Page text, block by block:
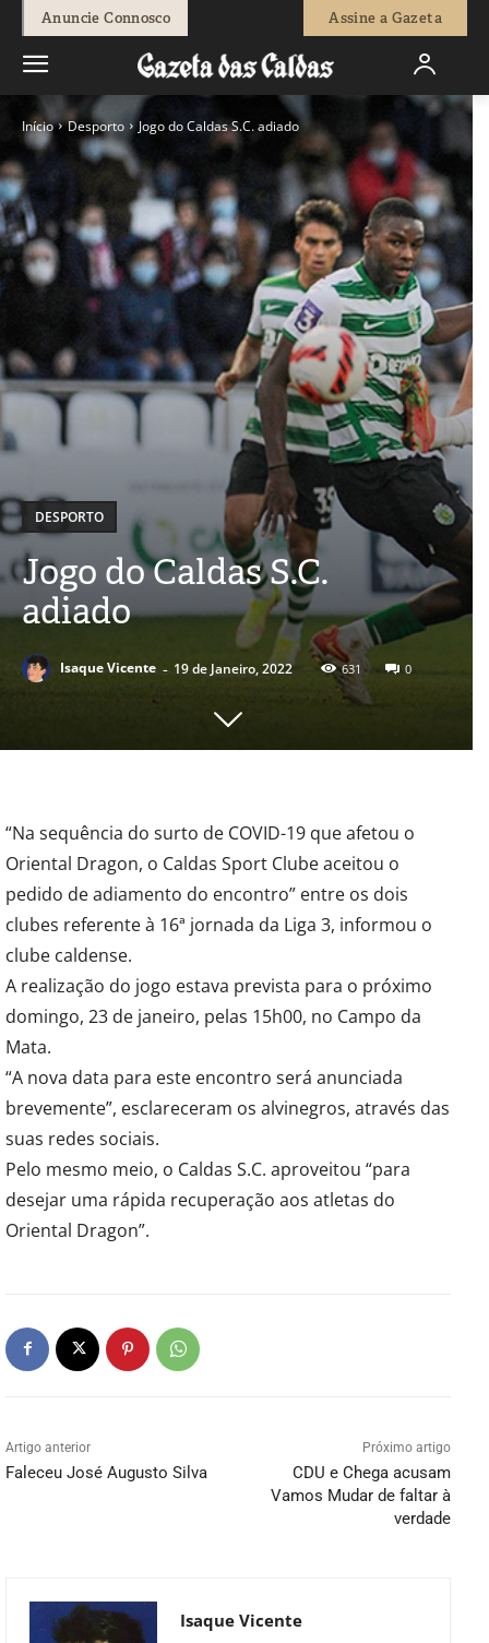
Anuncie Connosco Assine a Gazeta
Início Desporto Jogo do Caldas S.C. adiado
DESPORTO
Jogo do Caldas S.C.
adiado
Isaque Vicente - 19 de Janeiro, 2022 631 0
“Na sequência do surto de COVID-19 que afetou o
Oriental Dragon, o Caldas Sport Clube aceitou o
pedido de adiamento do encontro” entre os dois
clubes referente à 16ª jornada da Liga 3, informou o
clube caldense.
A realização do jogo estava prevista para o próximo
domingo, 23 de janeiro, pelas 15h00, no Campo da
Mata.
“A nova data para este encontro será anunciada
brevemente”, esclareceram os alvinegros, através das
suas redes sociais.
Pelo mesmo meio, o Caldas S.C. aproveitou “para
desejar uma rápida recuperação aos atletas do
Oriental Dragon”.
Artigo anterior
Faleceu José Augusto Silva
Próximo artigo
CDU e Chega acusam
Vamos Mudar de faltar à
verdade
Isaque Vicente